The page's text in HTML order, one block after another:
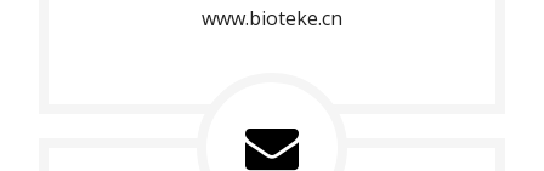
www.bioteke.cn